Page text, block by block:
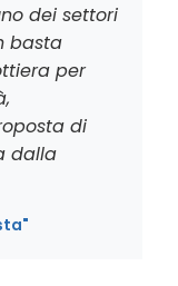
dei settori
basta
per
di
dalla